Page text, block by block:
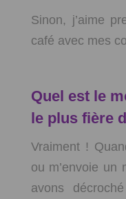
Sinon, j’aime
café avec mes
Quel est le
le plus fière
Vraiment !
ou m’envoie un
avons